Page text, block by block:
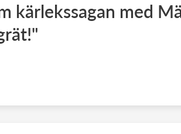
kärlekssagan med